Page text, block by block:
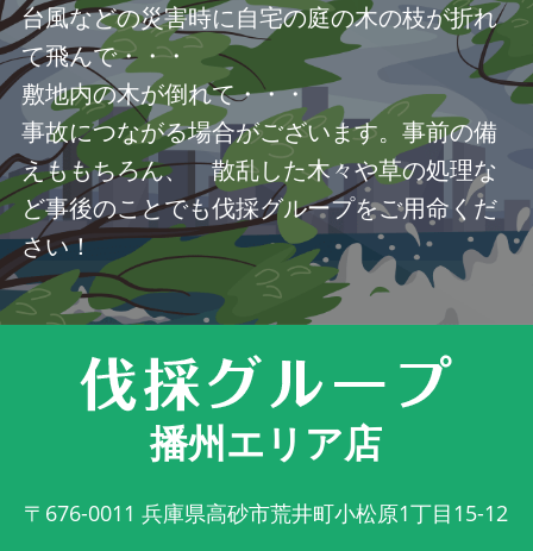
台風などの災害時に自宅の庭の木の枝が折れ
て飛んで・・・
敷地内の木が倒れて・・・
事故につながる場合がございます。事前の備
えももちろん、 散乱した木々や草の処理な
ど事後のことでも伐採グループをご用命くだ
さい！
播州エリア店
〒676-0011 兵庫県高砂市荒井町小松原1丁目15-12